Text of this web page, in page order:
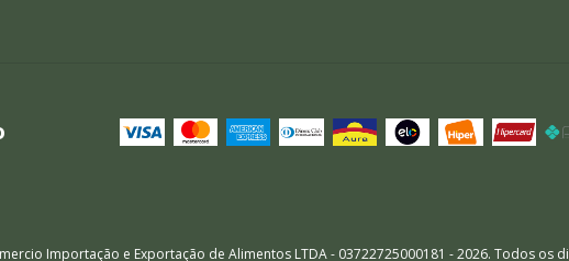
Importação e Exportação de Alimentos LTDA - 03722725000181 - 2026. Todos os